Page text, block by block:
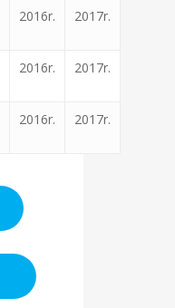
2016r. 2017r.
2016r. 2017r.
2016r. 2017r.